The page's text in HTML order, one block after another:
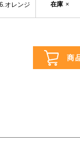
オレンジ 在庫 ×